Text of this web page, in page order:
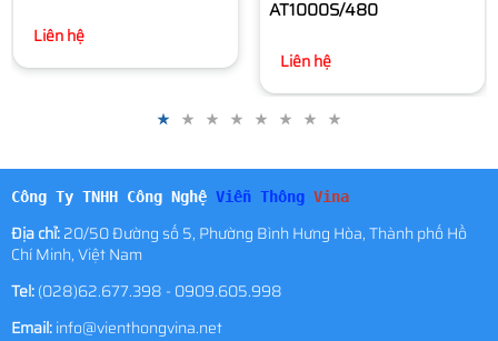
Liên hệ
Công Ty TNHH Công Nghệ Viễn Thông Vina
Địa chỉ:20/50 Đường số 5, Phường Bình Hưng Hòa, Thành phố Hồ
Chí Minh, Việt Nam
Tel:(028)62.677.398 - 0909.605.998
Email:info@vienthongvina.net